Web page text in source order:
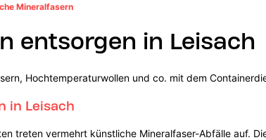
Mineralfasern
entsorgen in Leisach
Hochtemperaturwollen und co. mit dem
in Leisach
treten vermehrt künstliche Mineralfaser-Abfälle auf.